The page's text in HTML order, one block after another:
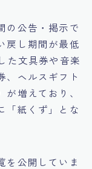
の公告・掲示で
戻し期間が最低
た文具券や音楽
、ヘルスギフト
増えており、
「紙くず」とな
を公開していま